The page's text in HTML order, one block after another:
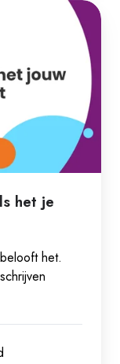
het je
het.